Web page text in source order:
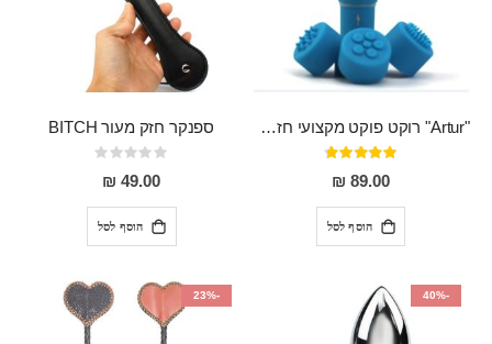
"Artur" רוקט פוקט מקצועי חזק במיוחד
דירוג:
95%
89.00 ₪
הוסף לסל
ספנקר חזק מעור BITCH
Rating:
0%
49.00 ₪
הוסף לסל
-40%
-23%